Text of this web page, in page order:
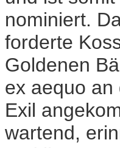
nominiert.
forderte
Goldenen
ex aequo
Exil
wartend,